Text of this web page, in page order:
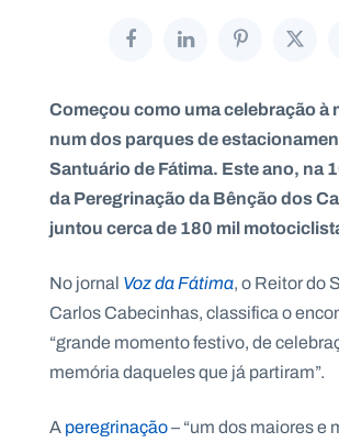
Começou como uma celebração à
num dos parques de
Santuário de Fátima. Este ano, na
da Peregrinação da Bênção dos
juntou cerca de 180 mil
No jornal Voz da Fátima, o Reitor do
Carlos Cabecinhas, classifica o
“grande momento festivo, de
memória daqueles que já partiram”.
Aperegrinação– “um dos maiores e
que
fazemos
Recursos
Notícias
P
R
A
L
N
A
O
N